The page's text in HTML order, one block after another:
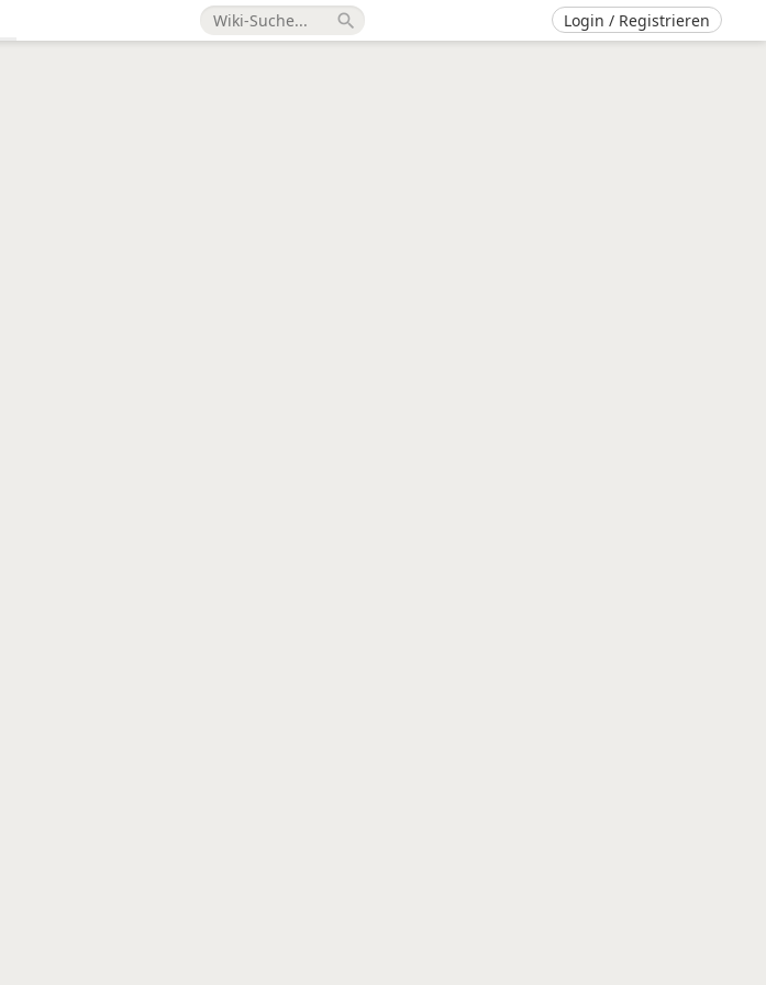
search Login / Registrieren